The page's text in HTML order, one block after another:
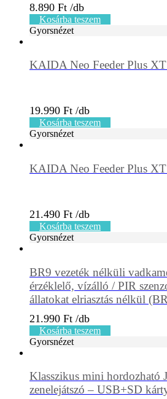
8.890 Ft
Kosárba teszem
Gyorsnézet
KAIDA Neo Feeder Plus
19.990 Ft
Kosárba teszem
Gyorsnézet
KAIDA Neo Feeder Plus
21.490 Ft
Kosárba teszem
Gyorsnézet
BR9 vezeték nélküli
érzéklelő, vízálló / PIR
állatokat elriasztás nélkül
21.990 Ft
Kosárba teszem
Gyorsnézet
Klasszikus mini hordozható
zenelejátszó – USB+SD